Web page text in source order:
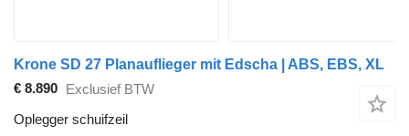
Krone SD 27 Planauflieger mit Edscha | ABS, EBS, XL
€ 8.890 Exclusief BTW
Oplegger schuifzeil